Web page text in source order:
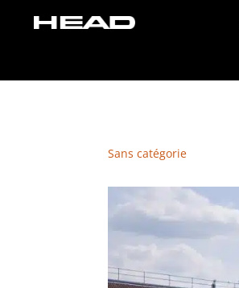
Sans catégorie